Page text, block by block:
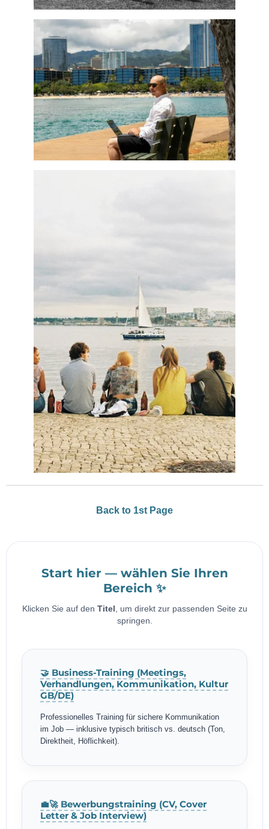
Back to 1st Page
Start hier — wählen Sie Ihren
Bereich ✨
Klicken Sie auf den Titel
, um direkt zur passenden Seite zu
springen.
🤝 Business-Training (Meetings,
Verhandlungen, Kommunikation, Kultur
GB/DE)
Professionelles Training für sichere Kommunikation
im Job — inklusive typisch britisch vs. deutsch (Ton,
Direktheit, Höflichkeit).
💼🚀 Bewerbungstraining (CV, Cover
Letter & Job Interview)